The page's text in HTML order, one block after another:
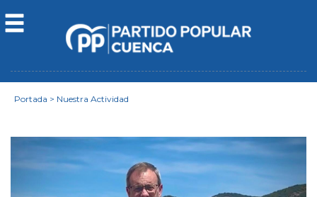
Portada > Nuestra Actividad